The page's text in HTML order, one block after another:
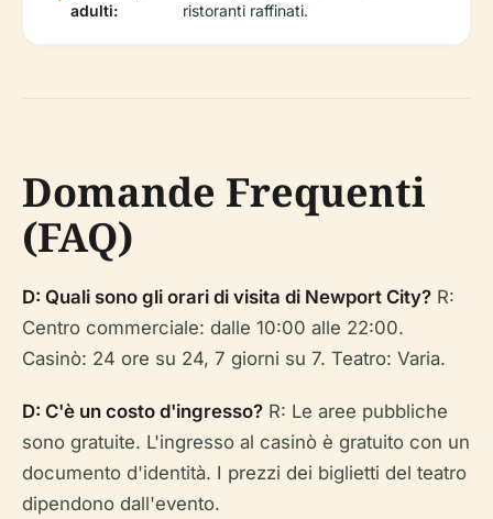
adulti:
ristoranti raffinati.
Domande Frequenti
(FAQ)
D: Quali sono gli orari di visita di Newport City? R:
Centro commerciale: dalle 10:00 alle 22:00.
Casinò: 24 ore su 24, 7 giorni su 7. Teatro: Varia.
D: C'è un costo d'ingresso? R: Le aree pubbliche
sono gratuite. L'ingresso al casinò è gratuito con un
documento d'identità. I prezzi dei biglietti del teatro
dipendono dall'evento.